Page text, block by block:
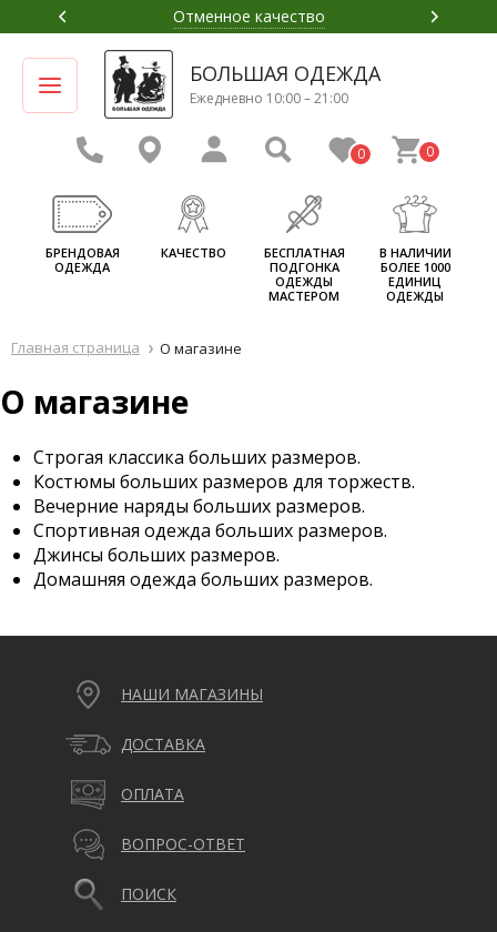
Отменное качество
БОЛЬШАЯ ОДЕЖДА
Ежедневно 10:00 – 21:00
0 0
БРЕНДОВАЯ
ОДЕЖДА
КАЧЕСТВО
БЕСПЛАТНАЯ
ПОДГОНКА
ОДЕЖДЫ
МАСТЕРОМ
В НАЛИЧИИ
БОЛЕЕ 1000
ЕДИНИЦ
ОДЕЖДЫ
Главная страница О магазине
О магазине
Строгая классика больших размеров.
Костюмы больших размеров для торжеств.
Вечерние наряды больших размеров.
Спортивная одежда больших размеров.
Джинсы больших размеров.
Домашняя одежда больших размеров.
НАШИ МАГАЗИНЫ
ДОСТАВКА
ОПЛАТА
ВОПРОС-ОТВЕТ
ПОИСК